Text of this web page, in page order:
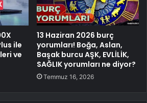
ile
ve
13 Haziran 2026 burç
yorumları! Boğa, Aslan,
Başak burcu AŞK, EVLİLİK,
SAĞLIK yorumları ne diyor?
Temmuz 16, 2026